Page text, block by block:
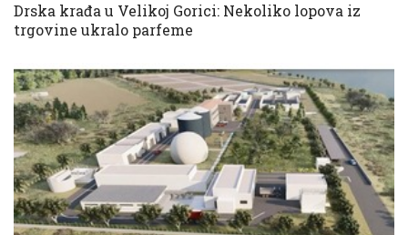
Drska krađa u Velikoj Gorici: Nekoliko lopova iz
trgovine ukralo parfeme